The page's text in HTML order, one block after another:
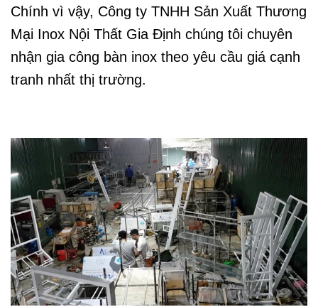
Chính vì vậy, Công ty TNHH Sản Xuất Thương
Mại Inox Nội Thất Gia Định chúng tôi chuyên
nhận gia công bàn inox theo yêu cầu giá cạnh
tranh nhất thị trường.